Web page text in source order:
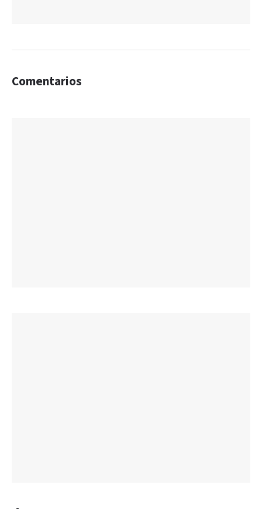
Comentarios